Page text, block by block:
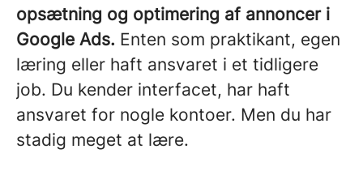
opsætning og optimering af annoncer i
Google Ads. Enten som praktikant, egen
læring eller haft ansvaret i et tidligere
job. Du kender interfacet, har haft
ansvaret for nogle kontoer. Men du har
stadig meget at lære.